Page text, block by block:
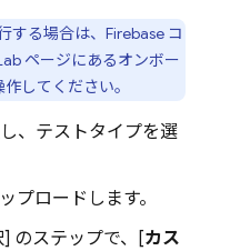
する場合は、 Firebaseコ
ページにあるオンボー
してください。
、テストタイプを選
プロードします。
のステップで、[カス